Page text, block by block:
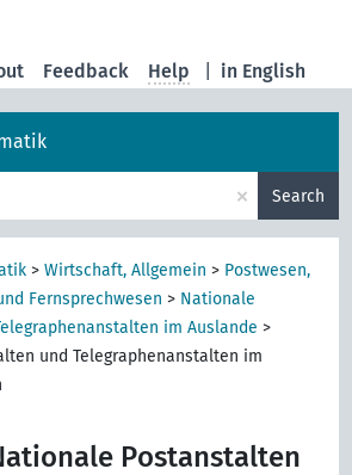
in English
Feedback Help
× Search
>Wirtschaft, Allgemein > Postwesen,
Fernsprechwesen > Nationale
im Auslande >
und Telegraphenanstalten im
Postanstalten